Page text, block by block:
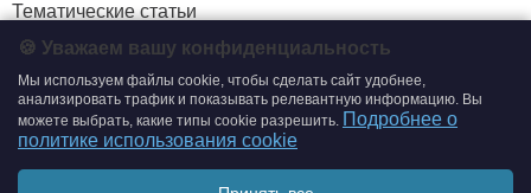
Тематические статьи
+7 (495) 204-19-33
zakaz@smtrading.ru
🍪 Уважаем вашу конфиденциальность
Мы используем файлы cookie, чтобы сделать сайт удобнее,
анализировать трафик и показывать релевантную информацию. Вы
можете выбрать, какие типы cookie разрешить. Подробнее о
политике использования cookie